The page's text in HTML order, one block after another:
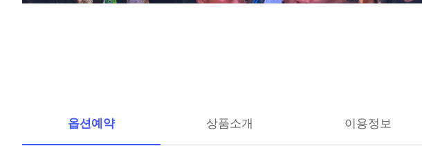
옵션예약 상품소개 이용정보